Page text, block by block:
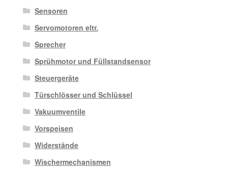
Sensoren
Servomotoren eltr.
Sprecher
Sprühmotor und Füllstandsensor
Steuergeräte
Türschlösser und Schlüssel
Vakuumventile
Vorspeisen
Widerstände
Wischermechanismen